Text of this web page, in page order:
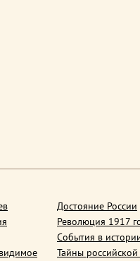
Достояние России
Революция 1917
События в
Тайны